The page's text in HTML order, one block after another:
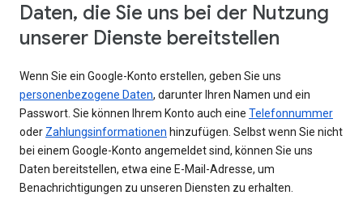
Daten, die Sie uns bei der Nutzung
unserer Dienste bereitstellen
Wenn Sie ein Google-Konto erstellen, geben Sie uns
personenbezogene Daten, darunter Ihren Namen und ein
Passwort. Sie können Ihrem Konto auch eine Telefonnummer
oder Zahlungsinformationen hinzufügen. Selbst wenn Sie nicht
bei einem Google-Konto angemeldet sind, können Sie uns
Daten bereitstellen, etwa eine E-Mail-Adresse, um
Benachrichtigungen zu unseren Diensten zu erhalten.